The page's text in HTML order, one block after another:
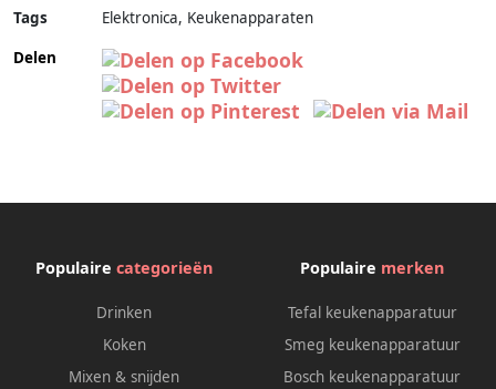
Tags
Elektronica, Keukenapparaten
Delen
Populaire categorieën
Drinken
Koken
Mixen & snijden
Populaire merken
Tefal keukenapparatuur
Smeg keukenapparatuur
Bosch keukenapparatuur